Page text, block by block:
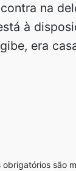
na
à
era
obrigatórios são